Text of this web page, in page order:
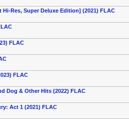
Res, Super Deluxe Edition] (2021) FLAC
FLAC
FLAC
Dog & Other Hits (2022) FLAC
Act 1 (2021) FLAC